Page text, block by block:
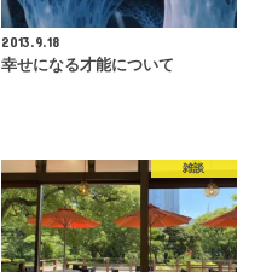
2013.9.18
幸せになる才能について
雑談